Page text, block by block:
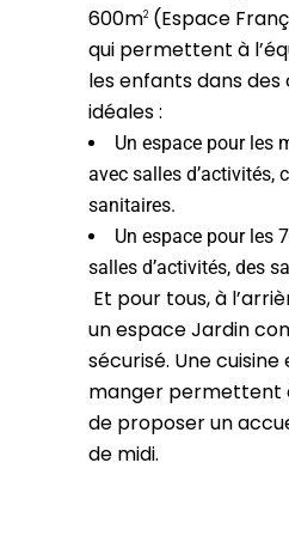
600m2 (Espace
qui permettent à
les enfants dans des
idéales :
Un espace pour les
avec salles d’activités,
sanitaires.
Un espace pour les
salles d’activités, des
Et pour tous, à
un espace Jardin
sécurisé. Une
manger permettent
de proposer un
de midi.